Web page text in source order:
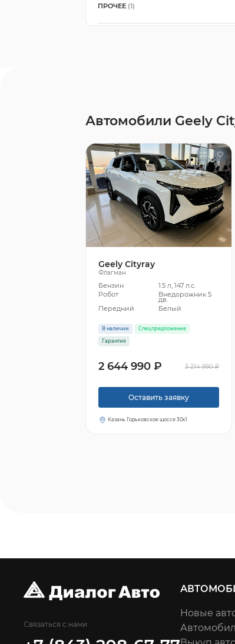
ПРОЧЕЕ (1)
Автомобили Geely
Geely Cityray
Флагман
Бензин
1.5 л, 147 л.с.
Робот
Внедорожник 5
дв.
Передний
Белый
В наличии Спецпредложение
Гарантия
2 644 990 ₽ 3 214 990 ₽
Оставить заявку
Казань Горьковское шоссе 30к1
Связаться с нами
Новые